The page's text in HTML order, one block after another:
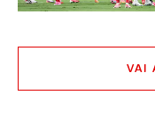
VAI